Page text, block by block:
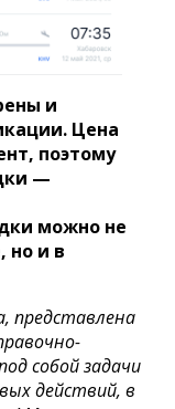
и
Цена
поэтому
—
можно не
но и в
представлена
собой задачи
действий, в